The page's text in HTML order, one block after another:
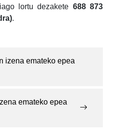
lortu dezakete 688 873
.
izena emateko epea
emateko epea